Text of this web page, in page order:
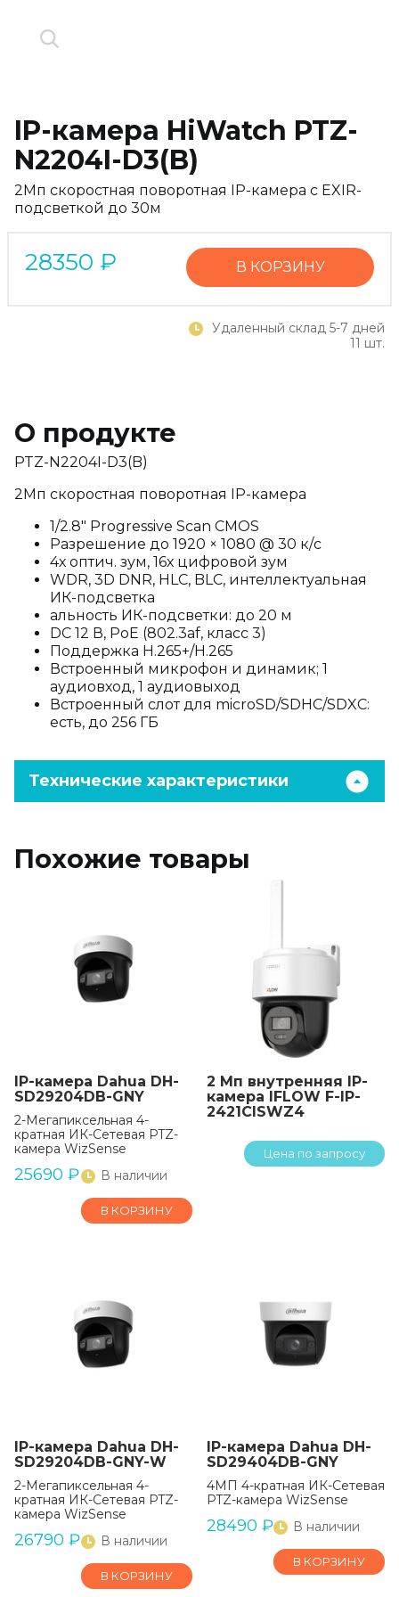
IP-камера HiWatch PTZ-
N2204I-D3(B)
2Мп скоростная поворотная IP-камера c EXIR-
подсветкой до 30м
28350 ₽ В КОРЗИНУ
Удаленный склад 5-7 дней
11 шт.
О продукте
PTZ-N2204I-D3(B)
2Мп скоростная поворотная IP-камера
1/2.8″ Progressive Scan CMOS
Разрешение до 1920 × 1080 @ 30 к/с
4х оптич. зум, 16х цифровой зум
WDR, 3D DNR, HLC, BLC, интеллектуальная
ИК-подсветка
альность ИК-подсветки: до 20 м
DC 12 В, PoE (802.3af, класс 3)
Поддержка H.265+/H.265
Встроенный микрофон и динамик; 1
аудиовход, 1 аудиовыход
Встроенный слот для microSD/SDHC/SDXC:
есть, до 256 ГБ
Технические характеристики
Похожие товары
IP-камера Dahua DH-
SD29204DB-GNY
2-Мегапиксельная 4-
кратная ИК-Сетевая PTZ-
камера WizSense
25690 ₽ В наличии
В КОРЗИНУ
2 Мп внутренняя IP-
камера IFLOW F-IP-
2421CISWZ4
Цена по запросу
IP-камера Dahua DH-
SD29204DB-GNY-W
2-Мегапиксельная 4-
кратная ИК-Сетевая PTZ-
камера WizSense
26790 ₽ В наличии
В КОРЗИНУ
IP-камера Dahua DH-
SD29404DB-GNY
4МП 4-кратная ИК-Сетевая
PTZ-камера WizSense
28490 ₽ В наличии
В КОРЗИНУ